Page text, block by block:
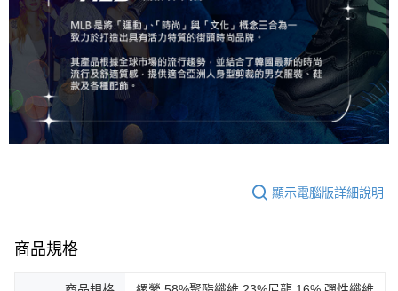
顯示電腦版詳細說明
商品規格